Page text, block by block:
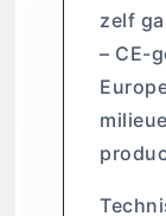
zelf
– CE-